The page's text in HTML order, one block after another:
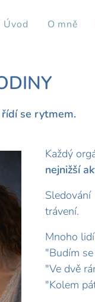
Úvod O mně
se rytmem.
Každý
nejnižší
trávení.
Mnoho
"Budím
"Ve dvě
"Kolem